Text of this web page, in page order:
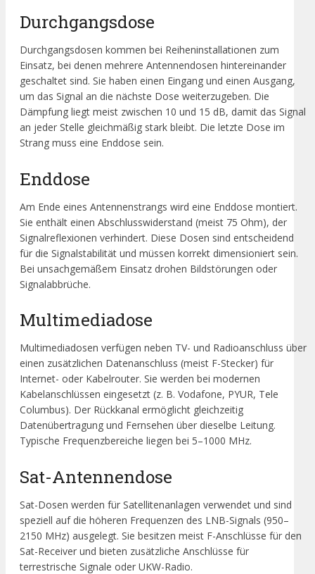
Durchgangsdose
Durchgangsdosen kommen bei Reiheninstallationen zum
Einsatz, bei denen mehrere Antennendosen hintereinander
geschaltet sind. Sie haben einen Eingang und einen Ausgang,
um das Signal an die nächste Dose weiterzugeben. Die
Dämpfung liegt meist zwischen 10 und 15 dB, damit das Signal
an jeder Stelle gleichmäßig stark bleibt. Die letzte Dose im
Strang muss eine Enddose sein.
Enddose
Am Ende eines Antennenstrangs wird eine Enddose montiert.
Sie enthält einen Abschlusswiderstand (meist 75 Ohm), der
Signalreflexionen verhindert. Diese Dosen sind entscheidend
für die Signalstabilität und müssen korrekt dimensioniert sein.
Bei unsachgemäßem Einsatz drohen Bildstörungen oder
Signalabbrüche.
Multimediadose
Multimediadosen verfügen neben TV- und Radioanschluss über
einen zusätzlichen Datenanschluss (meist F-Stecker) für
Internet- oder Kabelrouter. Sie werden bei modernen
Kabelanschlüssen eingesetzt (z. B. Vodafone, PYUR, Tele
Columbus). Der Rückkanal ermöglicht gleichzeitig
Datenübertragung und Fernsehen über dieselbe Leitung.
Typische Frequenzbereiche liegen bei 5–1000 MHz.
Sat-Antennendose
Sat-Dosen werden für Satellitenanlagen verwendet und sind
speziell auf die höheren Frequenzen des LNB-Signals (950–
2150 MHz) ausgelegt. Sie besitzen meist F-Anschlüsse für den
Sat-Receiver und bieten zusätzliche Anschlüsse für
terrestrische Signale oder UKW-Radio.